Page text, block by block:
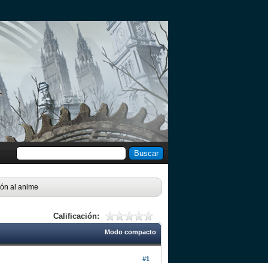
al anime
Calificación:
Modo compacto
#1